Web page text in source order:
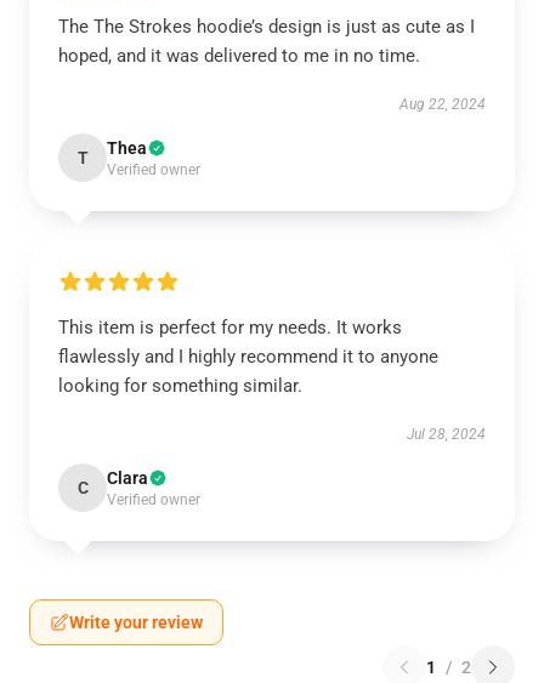
The The Strokes hoodie’s design is just as cute as I
hoped, and it was delivered to me in no time.
Aug 22, 2024
T Thea
Verified owner
This item is perfect for my needs. It works
flawlessly and I highly recommend it to anyone
looking for something similar.
Jul 28, 2024
C Clara
Verified owner
Write your review
1 / 2